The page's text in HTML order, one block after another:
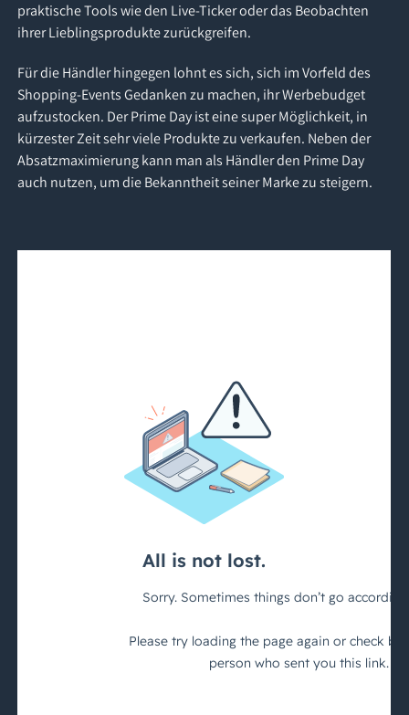
praktische Tools wie den Live-Ticker oder das Beobachten
ihrer Lieblingsprodukte zurückgreifen.
Für die Händler hingegen lohnt es sich, sich im Vorfeld des
Shopping-Events Gedanken zu machen, ihr Werbebudget
aufzustocken. Der Prime Day ist eine super Möglichkeit, in
kürzester Zeit sehr viele Produkte zu verkaufen. Neben der
Absatzmaximierung kann man als Händler den Prime Day
auch nutzen, um die Bekanntheit seiner Marke zu steigern.